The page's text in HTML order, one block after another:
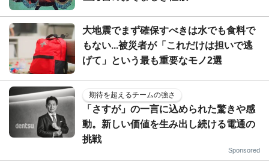
大地震でまず確保すべきは水でも食料で
もない...被災者が「これだけは担いで逃
げて」という最も重要なモノ2選
期待を超えるチームの強さ
「さすが」の一言に込められた驚きや感
動。新しい価値を生み出し続ける電通の
挑戦
Sponsored